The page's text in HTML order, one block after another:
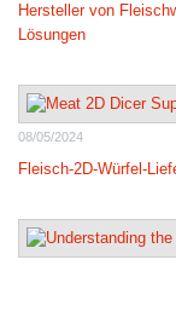
Hersteller von
Lösungen
08/05/2024
Fleisch-2D-Würfel-